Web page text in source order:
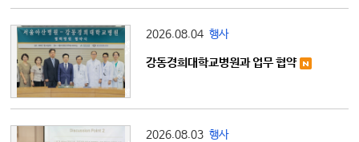
2026.08.04 행사
강동경희대학교병원과 업무 협약
2026.08.03 행사